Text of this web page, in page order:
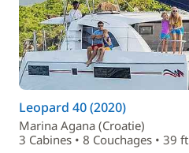
Leopard 40 (2020)
Marina Agana (Croatie)
3 Cabines • 8 Couchages • 39 ft